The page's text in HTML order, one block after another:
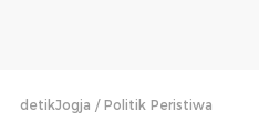
detikJogja Politik Peristiwa